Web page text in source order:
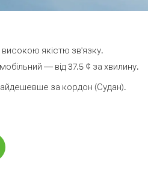
якістю зв'язку.
— від 37.5 ¢ за хвилину.
за кордон (Судан).